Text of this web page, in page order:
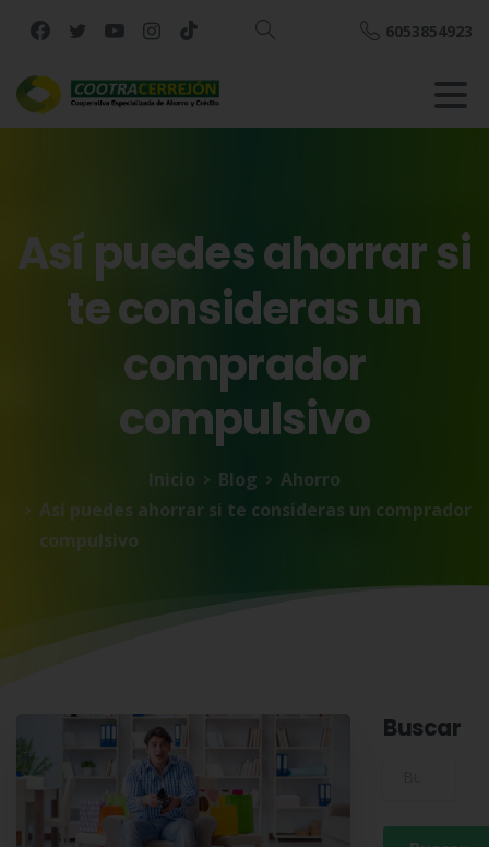
Buscar
6053854923
Asípuedesahorrarsi
teconsiderasun
comprador
compulsivo
Inicio Blog
Ahorro
Así puedes ahorrar si te consideras un comprador
compulsivo
Buscar